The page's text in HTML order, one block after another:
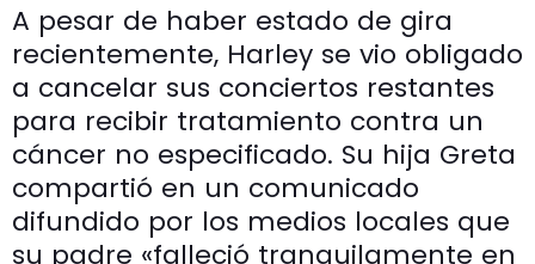
A pesar de haber estado de gira
recientemente, Harley se vio obligado
a cancelar sus conciertos restantes
para recibir tratamiento contra un
cáncer no especificado. Su hija Greta
compartió en un comunicado
difundido por los medios locales que
su padre «falleció tranquilamente en